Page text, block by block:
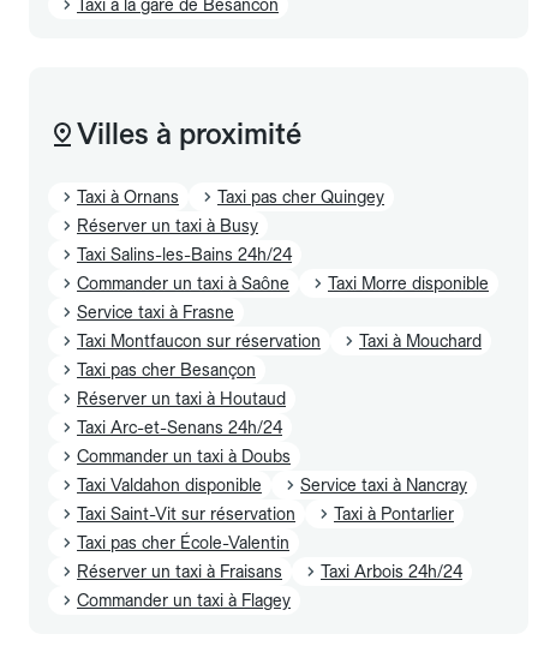
Taxi à la gare de Besancon
Villes à proximité
Taxi à Ornans
Taxi pas cher Quingey
Réserver un taxi à Busy
Taxi Salins-les-Bains 24h/24
Commander un taxi à Saône
Taxi Morre disponible
Service taxi à Frasne
Taxi Montfaucon sur réservation
Taxi à Mouchard
Taxi pas cher Besançon
Réserver un taxi à Houtaud
Taxi Arc-et-Senans 24h/24
Commander un taxi à Doubs
Taxi Valdahon disponible
Service taxi à Nancray
Taxi Saint-Vit sur réservation
Taxi à Pontarlier
Taxi pas cher École-Valentin
Réserver un taxi à Fraisans
Taxi Arbois 24h/24
Commander un taxi à Flagey